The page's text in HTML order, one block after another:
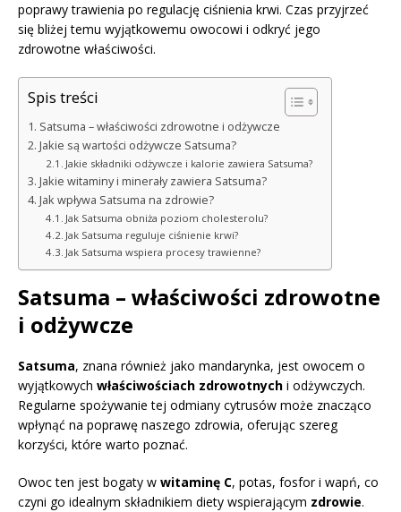
poprawy trawienia po regulację ciśnienia krwi. Czas przyjrzeć
się bliżej temu wyjątkowemu owocowi i odkryć jego
zdrowotne właściwości.
Spis treści
Satsuma – właściwości zdrowotne i odżywcze
Jakie są wartości odżywcze Satsuma?
Jakie składniki odżywcze i kalorie zawiera Satsuma?
Jakie witaminy i minerały zawiera Satsuma?
Jak wpływa Satsuma na zdrowie?
Jak Satsuma obniża poziom cholesterolu?
Jak Satsuma reguluje ciśnienie krwi?
Jak Satsuma wspiera procesy trawienne?
Satsuma – właściwości zdrowotne
i odżywcze
Satsuma, znana również jako mandarynka, jest owocem o
wyjątkowych właściwościach zdrowotnych i odżywczych.
Regularne spożywanie tej odmiany cytrusów może znacząco
wpłynąć na poprawę naszego zdrowia, oferując szereg
korzyści, które warto poznać.
Owoc ten jest bogaty w witaminę C, potas, fosfor i wapń, co
czyni go idealnym składnikiem diety wspierającym zdrowie.